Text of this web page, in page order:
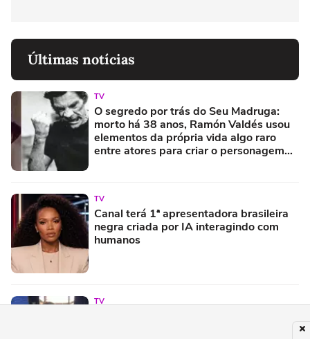
Últimas notícias
TV
O segredo por trás do Seu Madruga:
morto há 38 anos, Ramón Valdés usou
elementos da própria vida algo raro
entre atores para criar o personagem
TV
Canal terá 1ª apresentadora brasileira
negra criada por IA interagindo com
humanos
TV